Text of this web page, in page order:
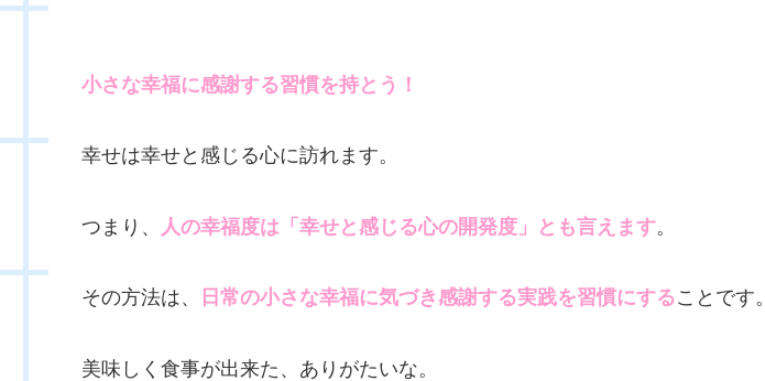
小さな幸福に感謝する習慣を持とう！
幸せは幸せと感じる心に訪れます。
つまり、 人の幸福度は「幸せと感じる心の開発度」とも言えます。
その方法は、 日常の小さな幸福に気づき感謝する実践を習慣にすることです。
美味しく食事が出来た、ありがたいな。